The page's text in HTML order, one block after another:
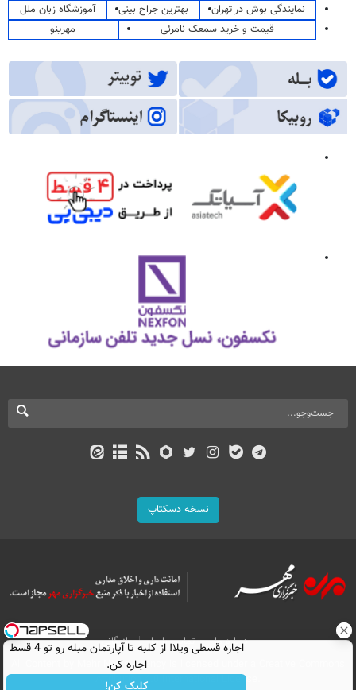
نمایندگی بوش در تهران
بهترین جراح بینی
آموزشگاه زبان ملل
قیمت و خرید سمعک نامرئی
مهرینو
نسخه دسکتاپ
درباره ما تماس با ما
بازرگانی
All Content by Mehr News Agency is licensed under a Creative Commons
Attribution 4.0 International License.
اجاره‌ قسطی ویلا! از کلبه تا آپارتمان مبله رو تو 4 قسط
اجاره کن.
کلیک کن!